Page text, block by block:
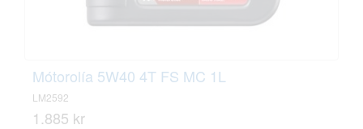
Mótorolía 5W40 4T FS MC 1L
LM2592
1.885 kr